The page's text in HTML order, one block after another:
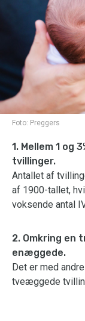
Foto: Preggers
1. Mellem 1 og
tvillinger.
Antallet af
af 1900-tallet,
voksende antal
2. Omkring en
enæggede.
Det er med
tveæggede